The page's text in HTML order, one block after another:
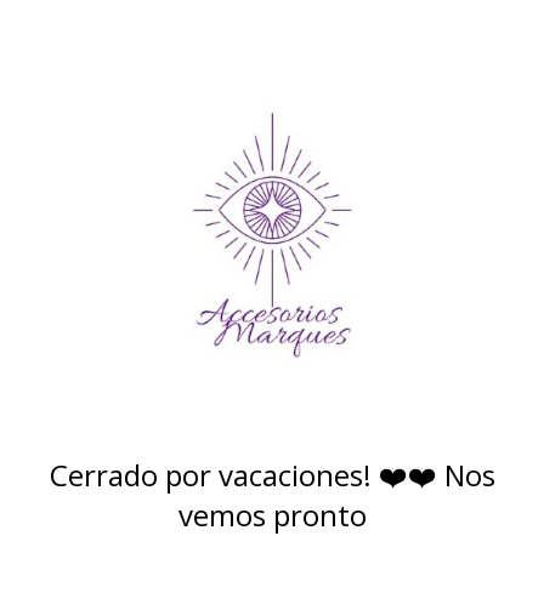
Cerrado por vacaciones! ❤️❤️ Nos
vemos pronto